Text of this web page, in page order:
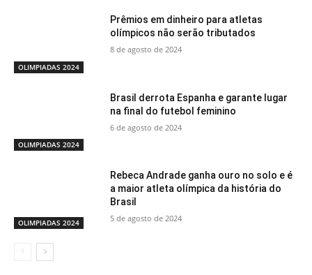
OLIMPIADAS 2024
Prêmios em dinheiro para atletas
olímpicos não serão tributados
8 de agosto de 2024
OLIMPIADAS 2024
Brasil derrota Espanha e garante lugar
na final do futebol feminino
6 de agosto de 2024
OLIMPIADAS 2024
Rebeca Andrade ganha ouro no solo e é
a maior atleta olímpica da história do
Brasil
5 de agosto de 2024